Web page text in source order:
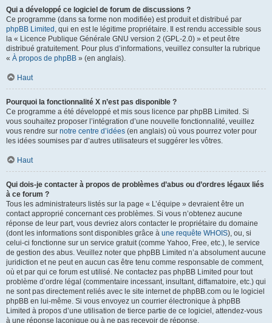
Qui a développé ce logiciel de forum de discussions ?
Ce programme (dans sa forme non modifiée) est produit et distribué par
phpBB Limited , qui en est le légitime propriétaire. Il est rendu accessible sous
la « Licence Publique Générale GNU version 2 (GPL-2.0) » et peut être
distribué gratuitement. Pour plus d’informations, veuillez consulter la rubrique
« À propos de phpBB » (en anglais).
Haut
Pourquoi la fonctionnalité X n’est pas disponible ?
Ce programme a été développé et mis sous licence par phpBB Limited. Si
vous souhaitez proposer l’intégration d’une nouvelle fonctionnalité, veuillez
vous rendre sur notre centre d’idées (en anglais) où vous pourrez voter pour
les idées soumises par d’autres utilisateurs et suggérer les vôtres.
Haut
Qui dois-je contacter à propos de problèmes d’abus ou d’ordres légaux liés
à ce forum ?
Tous les administrateurs listés sur la page « L’équipe » devraient être un
contact approprié concernant ces problèmes. Si vous n’obtenez aucune
réponse de leur part, vous devriez alors contacter le propriétaire du domaine
(dont les informations sont disponibles grâce à une requête WHOIS), ou, si
celui-ci fonctionne sur un service gratuit (comme Yahoo, Free, etc.), le service
de gestion des abus. Veuillez noter que phpBB Limited n’a absolument aucune
juridiction et ne peut en aucun cas être tenu comme responsable de comment,
où et par qui ce forum est utilisé. Ne contactez pas phpBB Limited pour tout
problème d’ordre légal (commentaire incessant, insultant, diffamatoire, etc.) qui
ne sont pas directement reliés avec le site internet de phpBB.com ou le logiciel
phpBB en lui-même. Si vous envoyez un courrier électronique à phpBB
Limited à propos d’une utilisation de tierce partie de ce logiciel, attendez-vous
à une réponse laconique ou à ne pas recevoir de réponse.